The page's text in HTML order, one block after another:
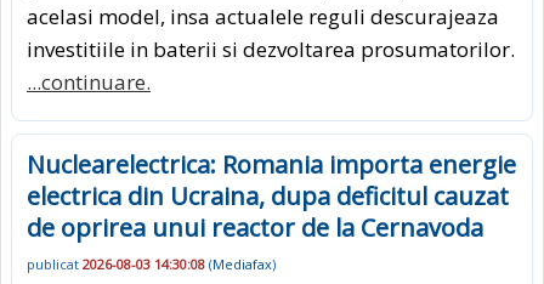
acelasi model, insa actualele reguli descurajeaza
investitiile in baterii si dezvoltarea prosumatorilor.
...continuare.
Nuclearelectrica: Romania importa energie
electrica din Ucraina, dupa deficitul cauzat
de oprirea unui reactor de la Cernavoda
publicat 2026-08-03 14:30:08 (Mediafax)